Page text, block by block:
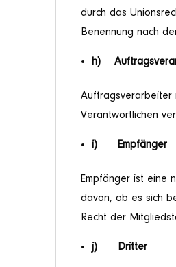
durch das
Benennung nach
h)
Auftragsverarbeiter
Verantwortlichen
i) Empfänger
Empfänger ist eine
davon, ob es sich
Recht der
j) Dritter